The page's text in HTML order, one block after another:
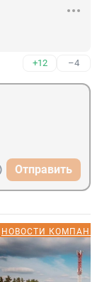
+12 –4
Отправить
НОВОСТИ